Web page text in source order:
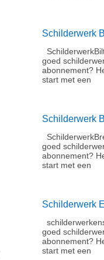
Schilderwerk
goed
abonnement?​
start met een
Schilderwerk
goed
abonnement?​
start met een
Schilderwerk
goed
abonnement?​
start met een